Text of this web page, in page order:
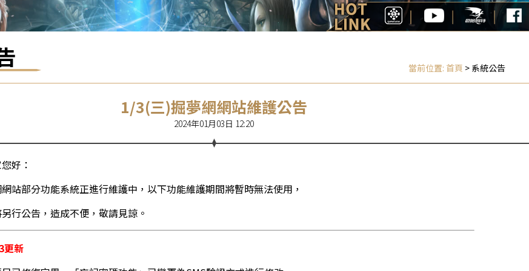
當前位置: 首頁 > 系統公告
1/3(三)掘夢網網站維護公告
2024年01月03日 12:20
好：
站部分功能系統正進行維護中，以下功能維護期間將暫時無法使用，
行公告，造成不便，敬請見諒。
更新